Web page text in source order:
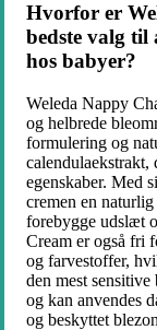
Hvorfor er
bedste valg til
hos babyer?
Weleda Nappy
og helbrede
formulering og
calendulaekstrakt,
egenskaber. Med
cremen en
forebygge udslæt
Cream er også fri
og farvestoffer,
den mest
og kan anvendes
og beskyttet